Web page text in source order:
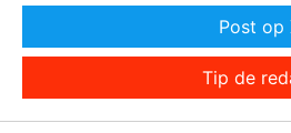
Post op
Tip de